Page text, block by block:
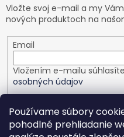
Používame súbory
pohodlné prehliadanie
Vložte svoj e-mail a my
nových produktoch na
Email
Vložením e-mailu
osobných údajov
PRIHLÁSIŤ SA